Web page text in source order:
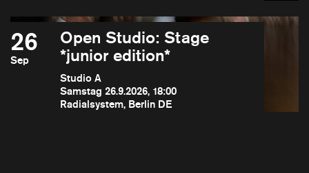
26
Sep
Open Studio: Stage
*junior edition*
Studio A
Samstag 26.9.2026, 18:00
Radialsystem, Berlin DE